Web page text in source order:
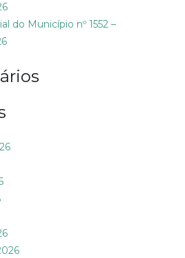
do Município nº 1552 –